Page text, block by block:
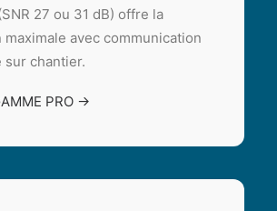
27 ou 31 dB) offre la
avec communication
sur chantier.
PRO →